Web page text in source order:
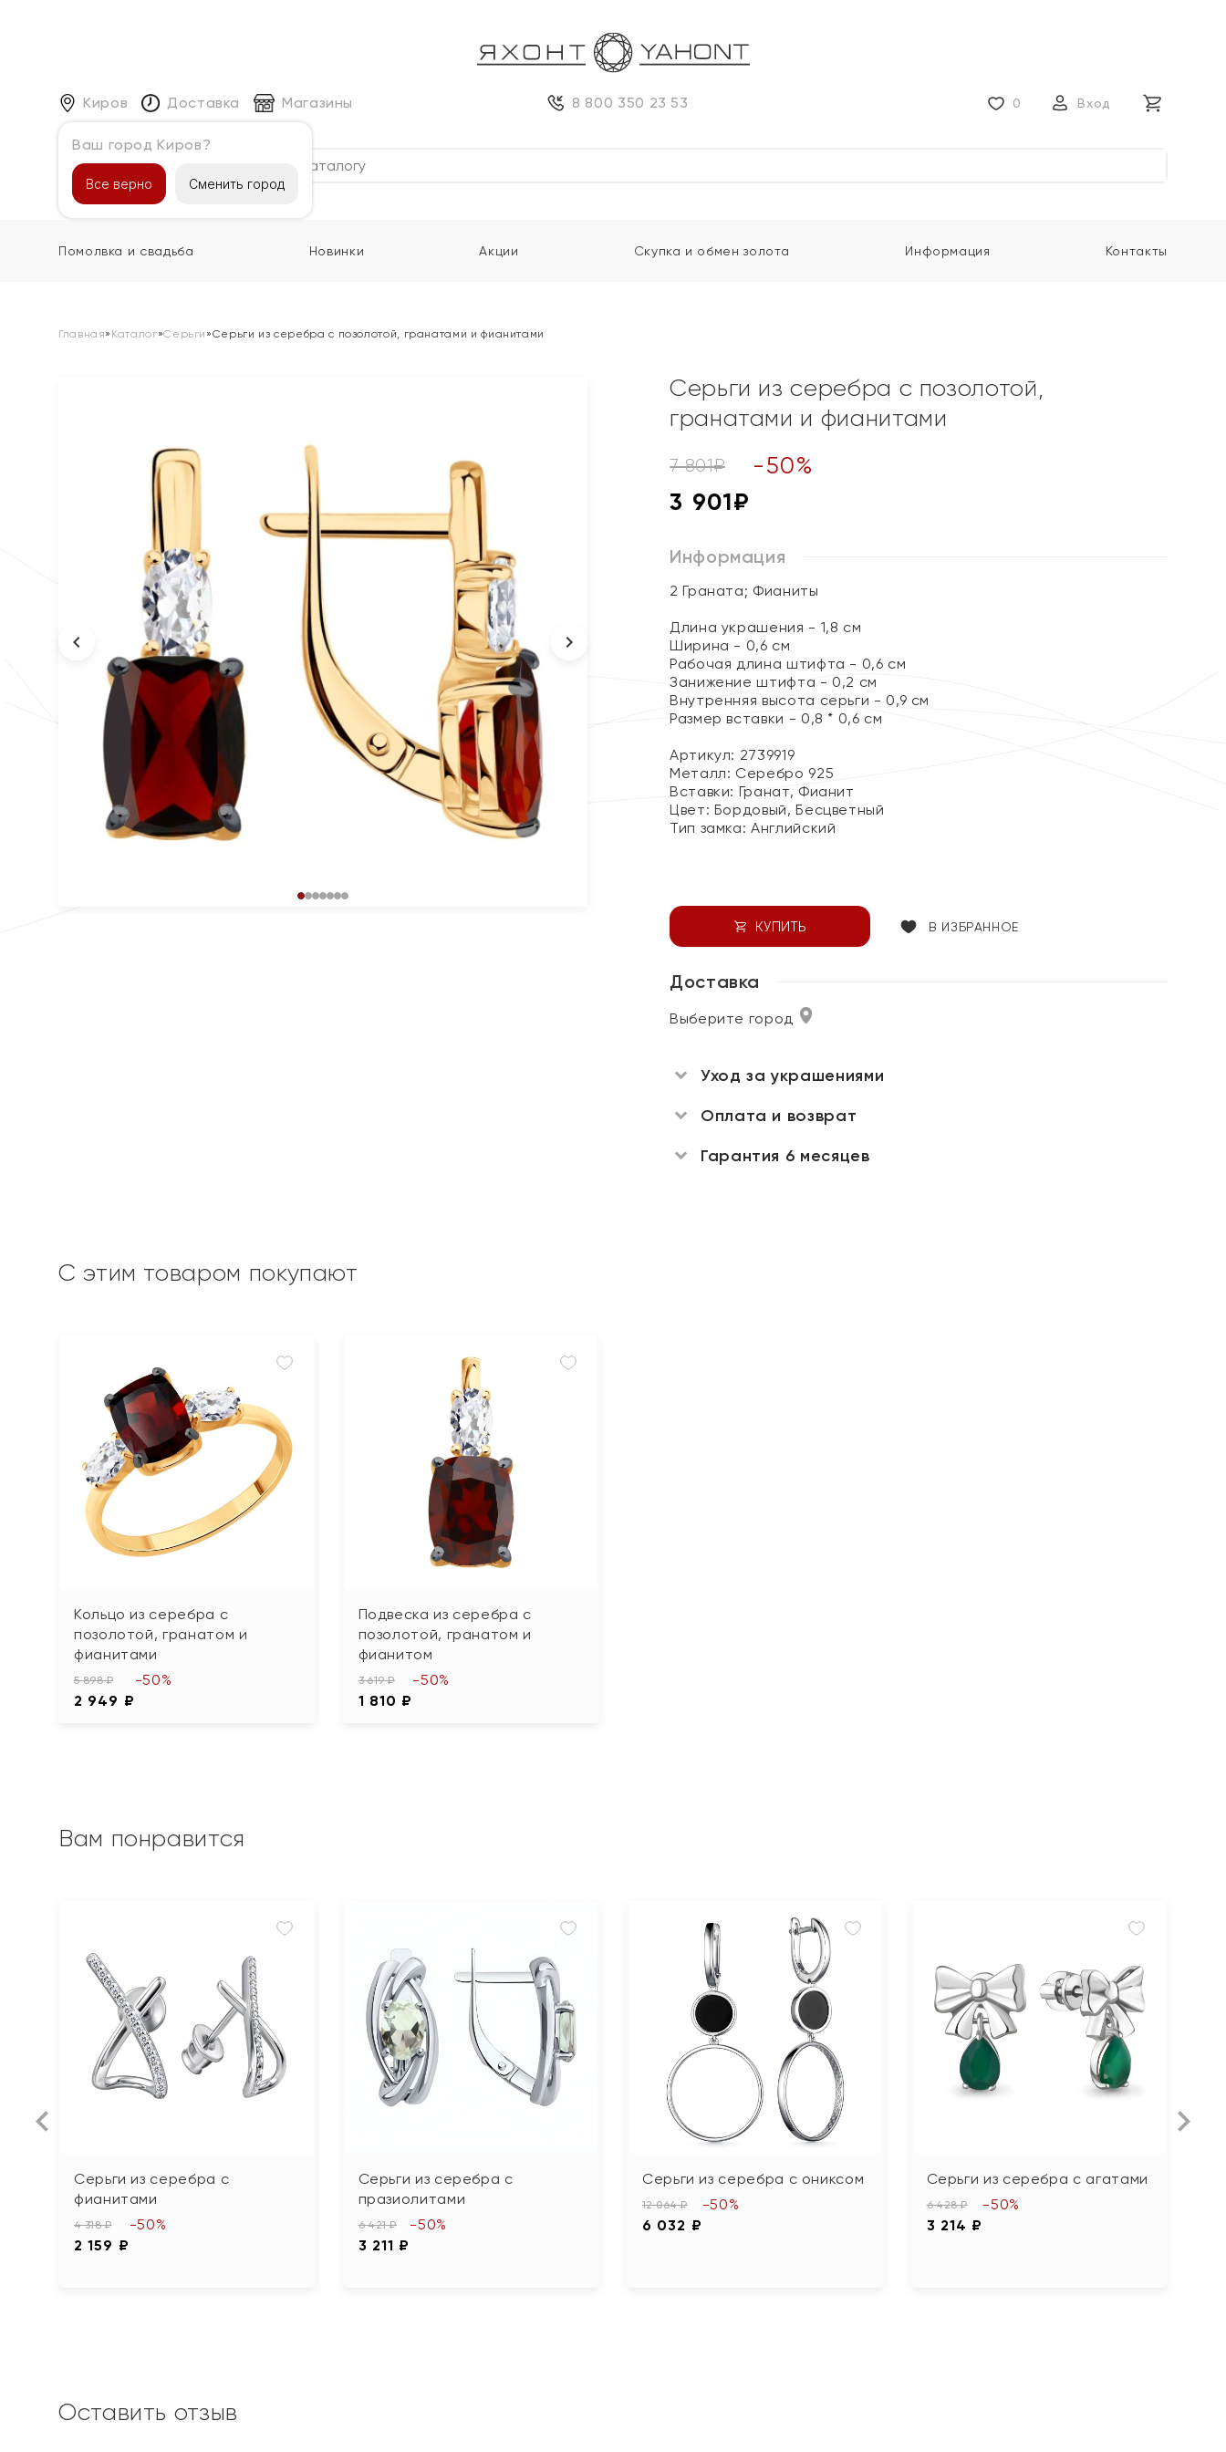
Киров
Ваш город Киров?
Все верно Сменить город
Доставка Магазины 8 800 350 23 53 0 Вход
Каталог
Помолвка и свадьба Новинки Акции Скупка и обмен золота Информация Контакты
Главная» Каталог»Серьги »Серьги из серебра с позолотой, гранатами и фианитами
Серьги из серебра с позолотой,
гранатами и фианитами
7 801₽ -50%
3 901₽
Информация
2 Граната; Фианиты
Длина украшения - 1,8 см
Ширина - 0,6 см
Рабочая длина штифта - 0,6 см
Занижение штифта - 0,2 см
Внутренняя высота серьги - 0,9 см
Размер вставки - 0,8 * 0,6 см
Артикул: 2739919
Металл: Серебро 925
Вставки: Гранат, Фианит
Цвет: Бордовый, Бесцветный
Тип замка:Английский
КУПИТЬ В ИЗБРАННОЕ
Доставка
Выберите город
Уход за украшениями
Оплата и возврат
Гарантия 6 месяцев
С этим товаром покупают
Кольцо из серебра с
позолотой, гранатом и
фианитами
5 898 ₽
2 949 ₽
-50%
Подвеска из серебра с
позолотой, гранатом и
фианитом
3 619 ₽
1 810 ₽
-50%
Вам понравится
Серьги из серебра с
фианитами
4 318 ₽
2 159 ₽
-50%
Серьги из серебра с
празиолитами
6 421 ₽
3 211 ₽
-50%
Серьги из серебра с ониксом
12 064 ₽
6 032 ₽
-50%
Серьги из серебра с агатами
6 428 ₽
3 214 ₽
-50%
Оставить отзыв